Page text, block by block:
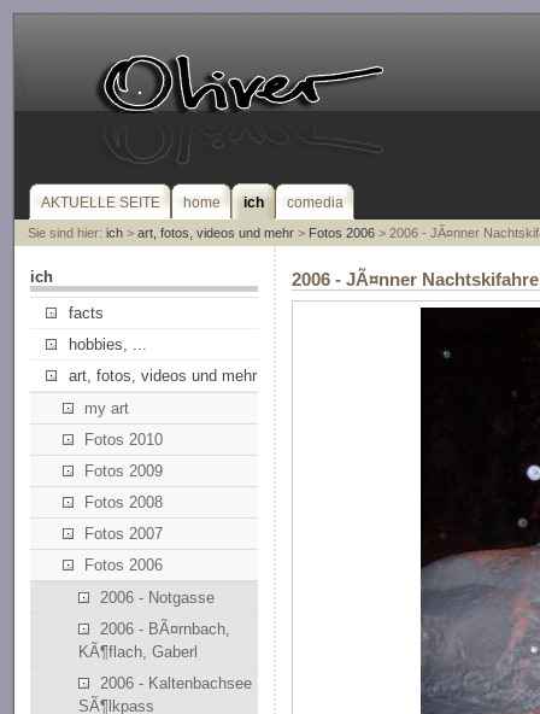
AKTUELLE SEITE home ich comedia
Sie sind hier: ich> art, fotos, videos und mehr> Fotos 2006> 2006 - JÃ¤nner
ich
facts
hobbies, ...
art, fotos, videos und mehr
my art
Fotos 2010
Fotos 2009
Fotos 2008
Fotos 2007
Fotos 2006
2006 - Notgasse
2006 - BÃ¤rnbach,
KÃ¶flach, Gaberl
2006 - Kaltenbachsee
SÃ¶lkpass
2006 - JÃ¤nner